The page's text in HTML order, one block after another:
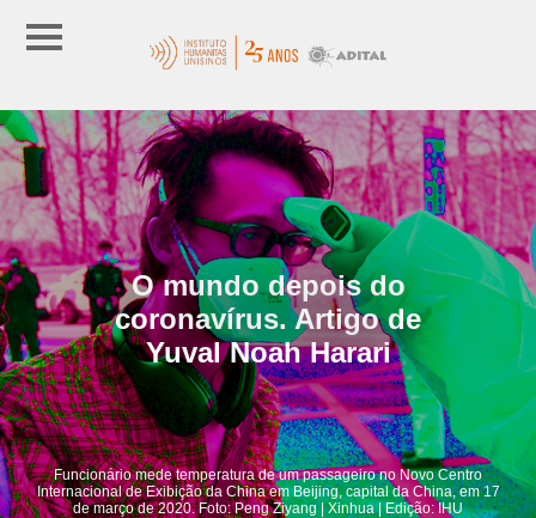
O mundo depois do
coronavírus. Artigo de
Yuval Noah Harari
Funcionário mede temperatura de um passageiro no Novo Centro
Internacional de Exibição da China em Beijing, capital da China, em 17
de março de 2020. Foto: Peng Ziyang | Xinhua | Edição: IHU